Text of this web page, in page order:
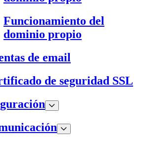
Funcionamiento del
dominio propio
de email
de seguridad SSL